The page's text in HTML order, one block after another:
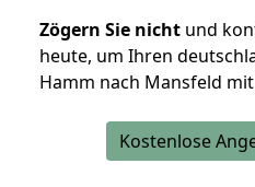
Zögern Sie nicht und
heute, um Ihren
Hamm nach Mansfeld
Kostenlose